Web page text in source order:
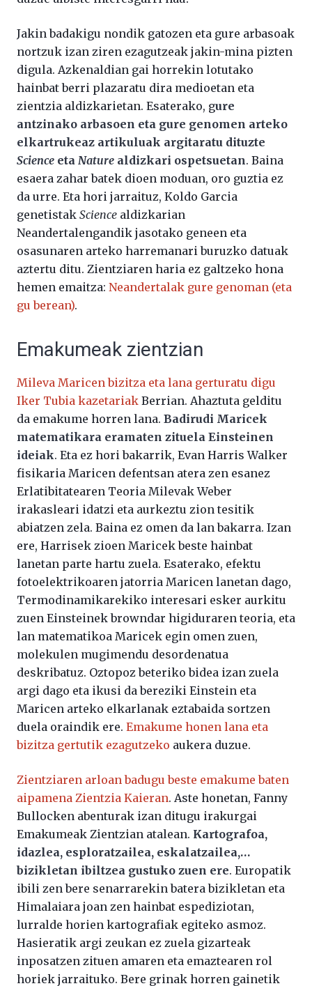
Jakin badakigu nondik gatozen eta gure arbasoak
nortzuk izan ziren ezagutzeak jakin-mina pizten
digula. Azkenaldian gai horrekin lotutako
hainbat berri plazaratu dira medioetan eta
zientzia aldizkarietan. Esaterako, gure
antzinako arbasoen eta gure genomen arteko
elkartrukeaz artikuluak argitaratu dituzte
Science eta Nature aldizkari ospetsuetan. Baina
esaera zahar batek dioen moduan, oro guztia ez
da urre. Eta hori jarraituz, Koldo Garcia
genetistak Science aldizkarian
Neandertalengandik jasotako geneen eta
osasunaren arteko harremanari buruzko datuak
aztertu ditu. Zientziaren haria ez galtzeko hona
hemen emaitza: Neandertalak gure genoman (eta
gu berean).
Emakumeak zientzian
Mileva Maricen bizitza eta lana gerturatu digu
Iker Tubia kazetariak Berrian. Ahaztuta gelditu
da emakume horren lana. Badirudi Maricek
matematikara eramaten zituela Einsteinen
ideiak. Eta ez hori bakarrik, Evan Harris Walker
fisikaria Maricen defentsan atera zen esanez
Erlatibitatearen Teoria Milevak Weber
irakasleari idatzi eta aurkeztu zion tesitik
abiatzen zela. Baina ez omen da lan bakarra. Izan
ere, Harrisek zioen Maricek beste hainbat
lanetan parte hartu zuela. Esaterako, efektu
fotoelektrikoaren jatorria Maricen lanetan dago,
Termodinamikarekiko interesari esker aurkitu
zuen Einsteinek browndar higiduraren teoria, eta
lan matematikoa Maricek egin omen zuen,
molekulen mugimendu desordenatua
deskribatuz. Oztopoz beteriko bidea izan zuela
argi dago eta ikusi da bereziki Einstein eta
Maricen arteko elkarlanak eztabaida sortzen
duela oraindik ere. Emakume honen lana eta
bizitza gertutik ezagutzeko aukera duzue.
Zientziaren arloan badugu beste emakume baten
aipamena Zientzia Kaieran. Aste honetan, Fanny
Bullocken abenturak izan ditugu irakurgai
Emakumeak Zientzian atalean. Kartografoa,
idazlea, esploratzailea, eskalatzailea,…
bizikletan ibiltzea gustuko zuen ere. Europatik
ibili zen bere senarrarekin batera bizikletan eta
Himalaiara joan zen hainbat espediziotan,
lurralde horien kartografiak egiteko asmoz.
Hasieratik argi zeukan ez zuela gizarteak
inposatzen zituen amaren eta emaztearen rol
horiek jarraituko. Bere grinak horren gainetik